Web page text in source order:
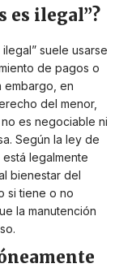
es ilegal”?
suele usarse
de pagos o
embargo, en
del menor,
es negociable ni
Según la ley de
legalmente
bienestar del
si tiene o no
la manutención